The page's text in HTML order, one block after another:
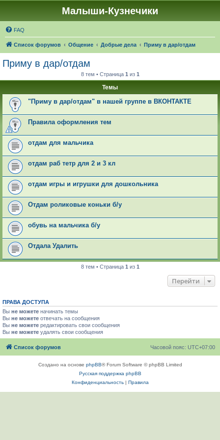
Малыши-Кузнечики
FAQ
Список форумов Общение Добрые дела Приму в дар/отдам
Приму в дар/отдам
8 тем • Страница 1 из 1
Темы
"Приму в дар/отдам" в нашей группе в ВКОНТАКТЕ
Правила оформления тем
отдам для мальчика
отдам раб тетр для 2 и 3 кл
отдам игры и игрушки для дошкольника
Отдам роликовые коньки б/у
обувь на мальчика б/у
Отдала Удалить
8 тем • Страница 1 из 1
Перейти
ПРАВА ДОСТУПА
Вы не можете начинать темы
Вы не можете отвечать на сообщения
Вы не можете редактировать свои сообщения
Вы не можете удалять свои сообщения
Список форумов Часовой пояс: UTC+07:00
Создано на основе phpBB® Forum Software © phpBB Limited
Русская поддержка phpBB
Конфиденциальность| Правила